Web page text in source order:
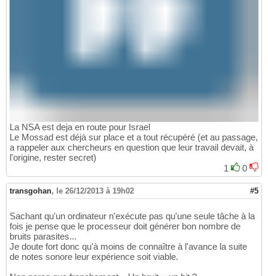
La NSA est deja en route pour Israel
Le Mossad est déjà sur place et a tout récupéré (et au passage,
a rappeler aux chercheurs en question que leur travail devait, à
l'origine, rester secret)
1
0
transgohan, le 26/12/2013 à 19h02 #5
Sachant qu'un ordinateur n'exécute pas qu'une seule tâche à la
fois je pense que le processeur doit générer bon nombre de
bruits parasites...
Je doute fort donc qu'à moins de connaître à l'avance la suite
de notes sonore leur expérience soit viable.